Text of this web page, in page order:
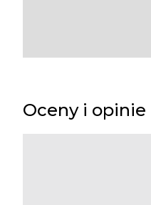
Oceny i opinie